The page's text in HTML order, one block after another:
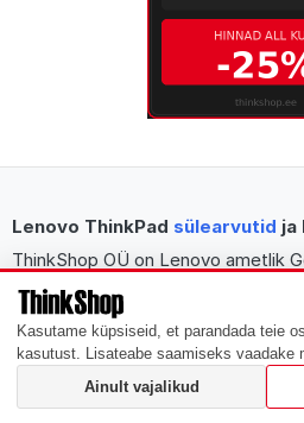
Kasutame küpsiseid, et parandada teie
kasutust. Lisateabe saamiseks vaadake
Ainult vajalikud
Lenovo ThinkPad sülearvutid ja
ThinkShop OÜ on Lenovo ametlik
sertifitseeritud Lenovo arvutite ja
äri- kui eraklientidele. Meie e-poes
ThinkPad sülearvutid, ThinkCentre
lisaseadmed. Pakume kiiret
nõustamist ja pikaajalist kogemust
Ostad Lenovo sülearvuti esimest